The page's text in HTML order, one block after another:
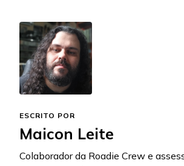
ESCRITO POR
Maicon Leite
Colaborador da Roadie Crew e